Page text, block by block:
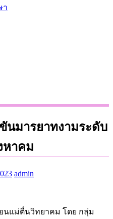
า
นมารยาทงามระดับ
หาคม
admin
ยนแม่ตื่นวิทยาคม โดย กลุ่ม